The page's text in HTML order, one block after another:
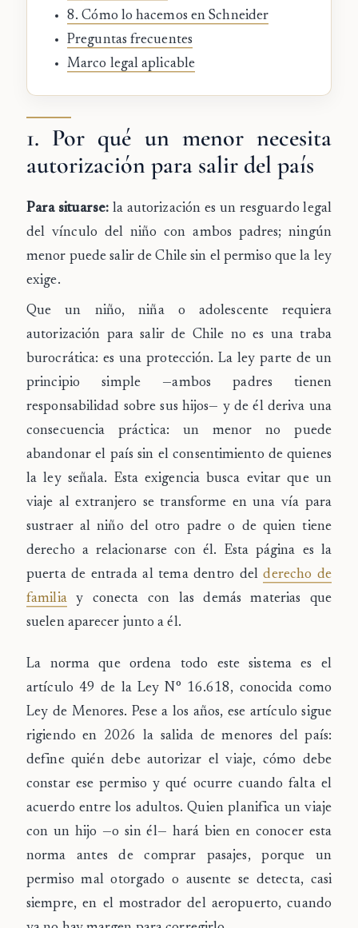
8. Cómo lo hacemos en Schneider
Preguntas frecuentes
Marco legal aplicable
1. Por qué un menor necesita
autorización para salir del país
Para situarse: la autorización es un resguardo legal
del vínculo del niño con ambos padres; ningún
menor puede salir de Chile sin el permiso que la ley
exige.
Que un niño, niña o adolescente requiera
autorización para salir de Chile no es una traba
burocrática: es una protección. La ley parte de un
principio simple —ambos padres tienen
responsabilidad sobre sus hijos— y de él deriva una
consecuencia práctica: un menor no puede
abandonar el país sin el consentimiento de quienes
la ley señala. Esta exigencia busca evitar que un
viaje al extranjero se transforme en una vía para
sustraer al niño del otro padre o de quien tiene
derecho a relacionarse con él. Esta página es la
puerta de entrada al tema dentro delderecho de
familiay conecta con las demás materias que
suelen aparecer junto a él.
La norma que ordena todo este sistema es el
artículo 49 de la Ley N° 16.618, conocida como
Ley de Menores. Pese a los años, ese artículo sigue
rigiendo en 2026 la salida de menores del país:
define quién debe autorizar el viaje, cómo debe
constar ese permiso y qué ocurre cuando falta el
acuerdo entre los adultos. Quien planifica un viaje
con un hijo —o sin él— hará bien en conocer esta
norma antes de comprar pasajes, porque un
permiso mal otorgado o ausente se detecta, casi
siempre, en el mostrador del aeropuerto, cuando